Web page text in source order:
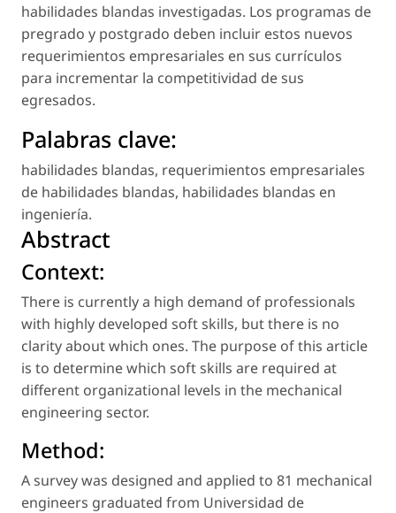
habilidades blandas investigadas. Los programas de
pregrado y postgrado deben incluir estos nuevos
requerimientos empresariales en sus currículos
para incrementar la competitividad de sus
egresados.
Palabras clave:
habilidades blandas, requerimientos empresariales
de habilidades blandas, habilidades blandas en
ingeniería.
Abstract
Context:
There is currently a high demand of professionals
with highly developed soft skills, but there is no
clarity about which ones. The purpose of this article
is to determine which soft skills are required at
different organizational levels in the mechanical
engineering sector.
Method:
A survey was designed and applied to 81 mechanical
engineers graduated from Universidad de